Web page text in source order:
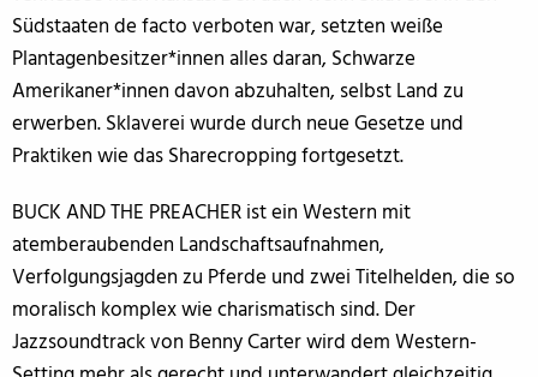
Südstaaten de facto verboten war, setzten weiße
Plantagenbesitzer*innen alles daran, Schwarze
Amerikaner*innen davon abzuhalten, selbst Land zu
erwerben. Sklaverei wurde durch neue Gesetze und
Praktiken wie das Sharecropping fortgesetzt.
BUCK AND THE PREACHER ist ein Western mit
atemberaubenden Landschaftsaufnahmen,
Verfolgungsjagden zu Pferde und zwei Titelhelden, die so
moralisch komplex wie charismatisch sind. Der
Jazzsoundtrack von Benny Carter wird dem Western-